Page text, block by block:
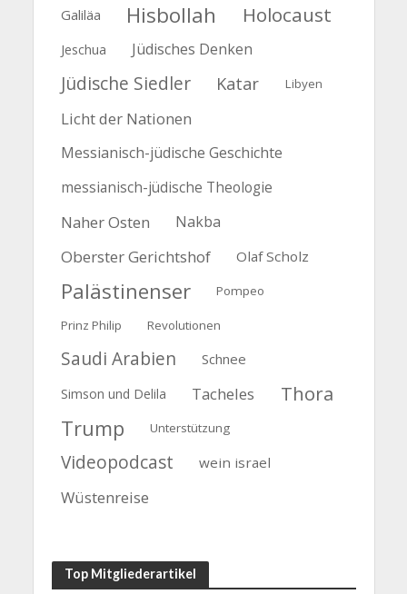
Galiläa Hisbollah Holocaust
Jeschua Jüdisches Denken
Jüdische Siedler Katar Libyen
Licht der Nationen
Messianisch-jüdische Geschichte
messianisch-jüdische Theologie
Naher Osten Nakba
Oberster Gerichtshof Olaf Scholz
Palästinenser Pompeo
Prinz Philip Revolutionen
Saudi Arabien Schnee
Simson und Delila Tacheles Thora
Trump Unterstützung
Videopodcast wein israel
Wüstenreise
Top Mitgliederartikel